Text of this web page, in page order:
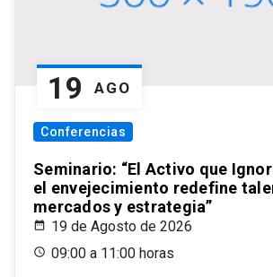
19 AGO
Conferencias
Seminario: “El Activo que
el envejecimiento redefine
mercados y estrategia”
19 de Agosto de 2026
09:00 a 11:00 horas